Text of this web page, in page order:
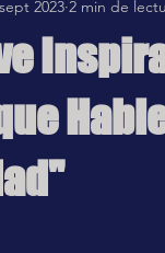
2023 2 min de